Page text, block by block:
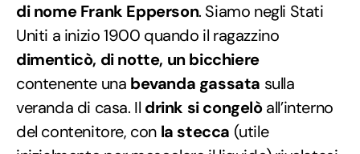
di nome Frank Epperson. Siamo negli Stati
Uniti a inizio 1900 quando il ragazzino
dimenticò, di notte, un bicchiere
contenente una bevanda gassata sulla
veranda di casa. Il drink si congelòall’interno
del contenitore, con la stecca (utile